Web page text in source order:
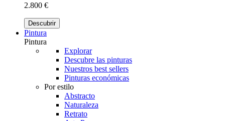
2.800 €
Descubrir
Pintura
Pintura
Explorar
Descubre las pinturas
Nuestros best sellers
Pinturas económicas
Por estilo
Abstracto
Naturaleza
Retrato